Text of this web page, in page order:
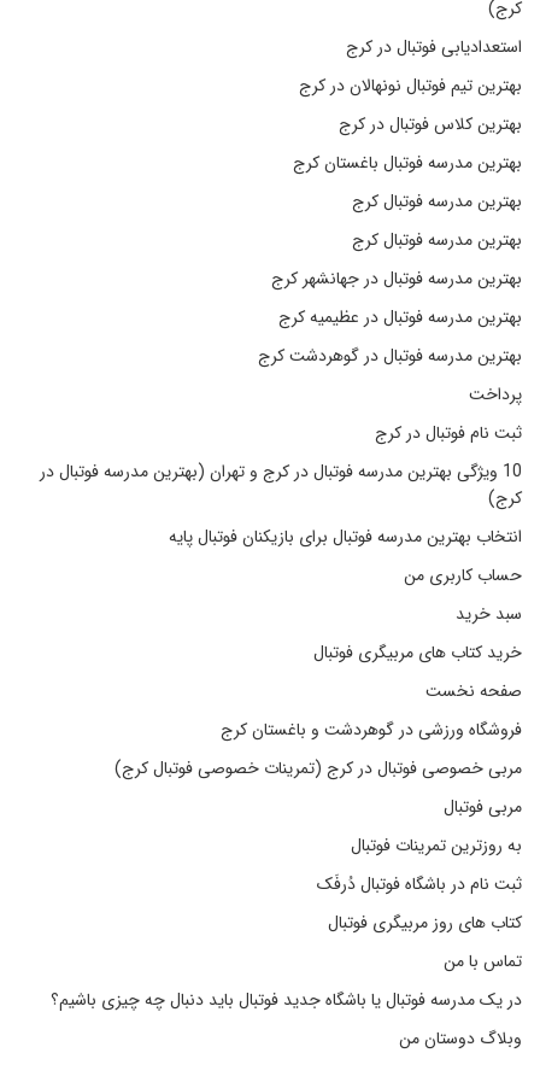
کرج)
استعدادیابی فوتبال در کرج
بهترین تیم فوتبال نونهالان در کرج
بهترین کلاس فوتبال در کرج
بهترین مدرسه فوتبال باغستان کرج
بهترین مدرسه فوتبال کرج
بهترین مدرسه فوتبال کرج
بهترین مدرسه فوتبال در جهانشهر کرج
بهترین مدرسه فوتبال در عظیمیه کرج
بهترین مدرسه فوتبال در گوهردشت کرج
پرداخت
ثبت نام فوتبال در کرج
10 ویژگی بهترین مدرسه فوتبال در کرج و تهران (بهترین مدرسه فوتبال در
کرج)
انتخاب بهترین مدرسه فوتبال برای بازیکنان فوتبال پایه
حساب کاربری من
سبد خرید
خرید کتاب های مربیگری فوتبال
صفحه نخست
فروشگاه ورزشی در گوهردشت و باغستان کرج
مربی خصوصی فوتبال در کرج (تمرینات خصوصی فوتبال کرج)
مربی فوتبال
به روزترین تمرینات فوتبال
ثبت نام در باشگاه فوتبال دُرفَک
کتاب های روز مربیگری فوتبال
تماس با من
در یک مدرسه فوتبال یا باشگاه جدید فوتبال باید دنبال چه چیزی باشیم؟
وبلاگ دوستان من